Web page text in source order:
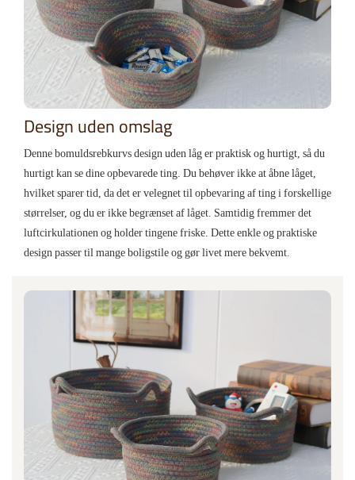
Design uden omslag
Denne bomuldsrebkurvs design uden låg er praktisk og hurtigt, så du
hurtigt kan se dine opbevarede ting. Du behøver ikke at åbne låget,
hvilket sparer tid, da det er velegnet til opbevaring af ting i forskellige
størrelser, og du er ikke begrænset af låget. Samtidig fremmer det
luftcirkulationen og holder tingene friske. Dette enkle og praktiske
design passer til mange boligstile og gør livet mere bekvemt.